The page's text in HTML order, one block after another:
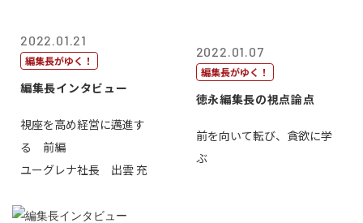
2022.01.21
編集長がゆく！
編集長インタビュー
視座を高め経営に邁進す
る 前編
ユーグレナ社長 出雲 充
2022.01.07
編集長がゆく！
徳永編集長の視点論点
前を向いて転び、貪欲に学
ぶ